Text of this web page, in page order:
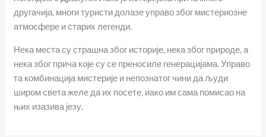
другачија, многи туристи долазе управо због мистериозне
атмосфере и старих легенди.
Нека места су страшна због историје, нека због природе, а
нека због прича које су се преносиле генерацијама. Управо
та комбинација мистерије и непознатог чини да људи
широм света желе да их посете, иако им сама помисао на
њих изазива језу.